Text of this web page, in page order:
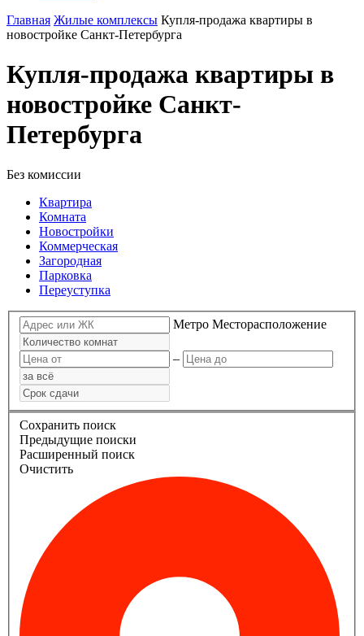
Главная Жилые комплексы Купля-продажа квартиры в
новостройке Санкт-Петербурга
Купля-продажа квартиры в
новостройке Санкт-
Петербурга
Без комиссии
Квартира
Комната
Новостройки
Коммерческая
Загородная
Парковка
Переуступка
Метро Месторасположение
–
Сохранить поиск
Предыдущие поиски
Расширенный поиск
Очистить